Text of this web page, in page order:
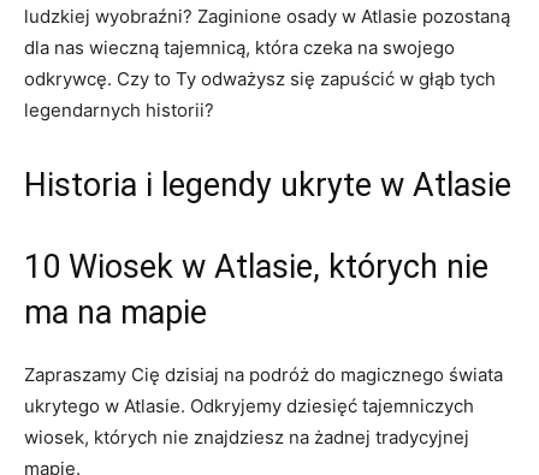
ludzkiej wyobraźni? Zaginione osady w Atlasie pozostaną
dla nas wieczną tajemnicą, która czeka na swojego
odkrywcę. Czy to Ty odważysz się zapuścić w głąb tych
legendarnych historii?
Historia i legendy ukryte w Atlasie
10 Wiosek w Atlasie, których nie
ma na mapie
Zapraszamy Cię dzisiaj na podróż do magicznego świata
ukrytego w Atlasie. Odkryjemy dziesięć tajemniczych
wiosek,‍ których nie​ znajdziesz na żadnej tradycyjnej
mapie.